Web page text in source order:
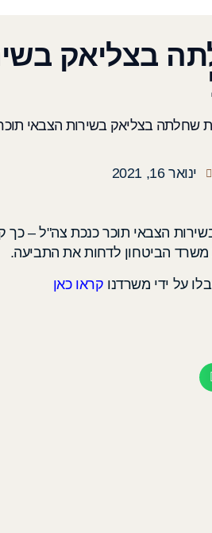
בצליאק
שחלתה בצליאק בשירות הצבאי
ינואר 16, 2021
הצבאי תוכר כנכת צה"ל –
הביטחון לדחות את התביעה.
על ידי משרדנו קראו כאן